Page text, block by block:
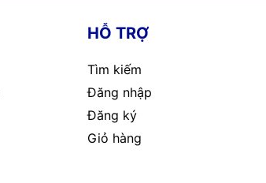
HỖ TRỢ
Tìm kiếm
Đăng nhập
Đăng ký
Giỏ hàng